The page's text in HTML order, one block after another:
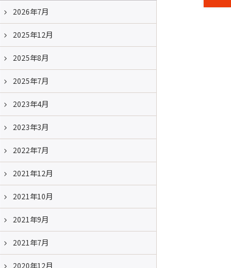
2026年7月
2025年12月
2025年8月
2025年7月
2023年4月
2023年3月
2022年7月
2021年12月
2021年10月
2021年9月
2021年7月
2020年12月